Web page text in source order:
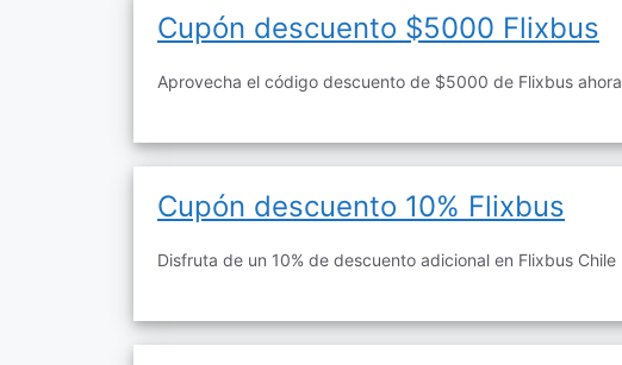
Cupón descuento $5000 Flixbus
Aprovecha el código descuento de $5000 de Flixbus ahora
Cupón descuento 10% Flixbus
Disfruta de un 10% de descuento adicional en Flixbus Chile